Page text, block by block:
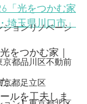
ションリノベーシ
京都品川区不動前
京都足立区
「光をつかむ家
埼玉県川口市」
をつかむ家｜
。
ルを工夫しま